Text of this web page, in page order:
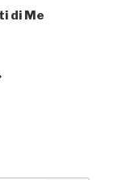
di Me